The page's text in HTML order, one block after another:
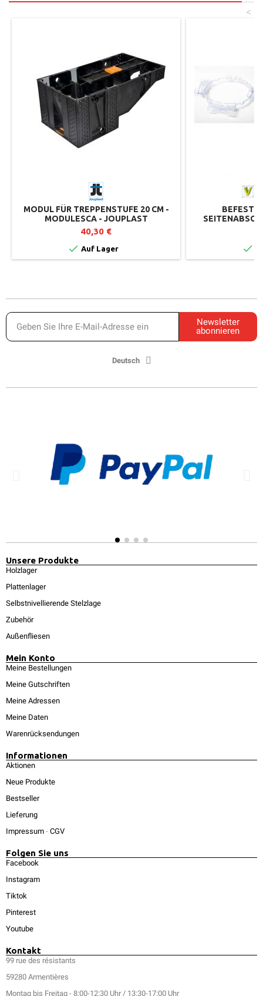
<
MODUL FÜR TREPPENSTUFE 20 CM -
MODULESCA - JOUPLAST
40,30 €
 Auf Lager 
Newsletter
abonnieren
Deutsch
Unsere Produkte
Holzlager
Plattenlager
Selbstnivellierende Stelzlage
Zubehör
Außenfliesen
Mein Konto
Meine Bestellungen
Meine Gutschriften
Meine Adressen
Meine Daten
Warenrücksendungen
Informationen
Aktionen
Neue Produkte
Bestseller
Lieferung
Impressum - CGV
Folgen Sie uns
Facebook
Instagram
Tiktok
Pinterest
Youtube
Kontakt
99 rue des résistants
59280 Armentières
Montag bis Freitag - 8:00-12:30 Uhr / 13:30-17:00 Uhr